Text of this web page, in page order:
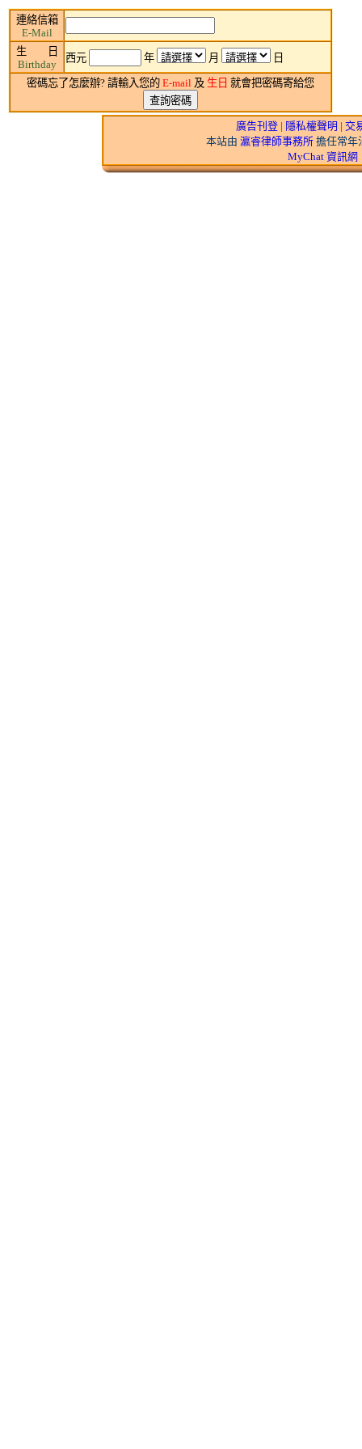
連絡信箱
E-Mail
生 日
Birthday
西元 年 月 日
密碼忘了怎麼辦? 請輸入您的 E-mail 及 生日 就會把密碼寄給您
廣告刊登 | 隱私權聲明 | 交
本站由 瀛睿律師事務所 擔任常年
MyChat 資訊網